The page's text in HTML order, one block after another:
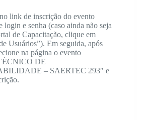
link de inscrição do evento
login e senha (caso ainda não seja
de Capacitação, clique em
Usuários”). Em seguida, após
na página o evento
DE
– SAERTEC 293″ e